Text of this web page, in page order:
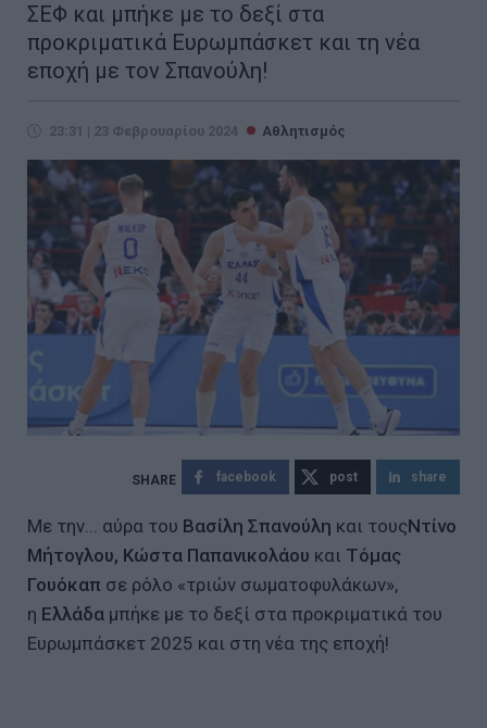
ΣΕΦ και μπήκε με το δεξί στα
προκριματικά Ευρωμπάσκετ και τη νέα
εποχή με τον Σπανούλη!
23:31 | 23 Φεβρουαρίου 2024 Αθλητισμός
facebook post share
Με την... αύρα του Βασίλη Σπανούλη και τουςΝτίνο
Μήτογλου, Κώστα Παπανικολάου και Τόμας
Γουόκαπ σε ρόλο «τριών σωματοφυλάκων»,
η Ελλάδα μπήκε με το δεξί στα προκριματικά του
Ευρωμπάσκετ 2025 και στη νέα της εποχή!